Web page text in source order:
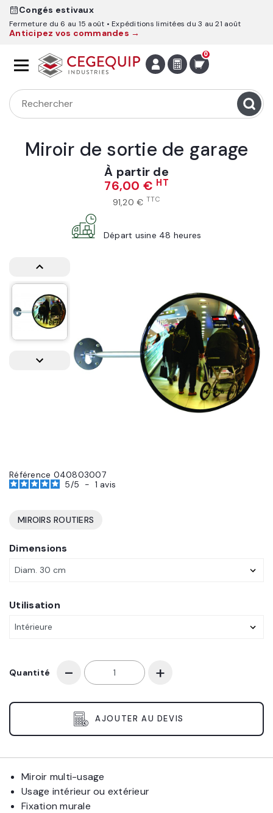
Congés estivaux
Fermeture du 6 au 15 août Expéditions limitées du 3 au 21 août
Anticipez vos commandes →
0
Miroir de sortie de garage
À partir de
76,00 € HT
91,20 € TTC
Départ usine 48 heures
Référence 040803007
5/5 - 1 avis
MIROIRS ROUTIERS
Dimensions
Utilisation
Quantité
AJOUTER AU DEVIS
Miroir multi-usage
Usage intérieur ou extérieur
Fixation murale